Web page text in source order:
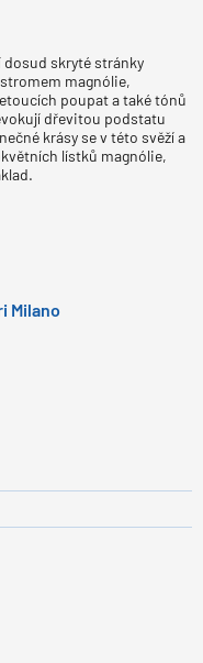
dosud skryté stránky
magnólie,
poupat a také tónů
dřevitou podstatu
krásy se v této svěží a
lístků magnólie,
Milano